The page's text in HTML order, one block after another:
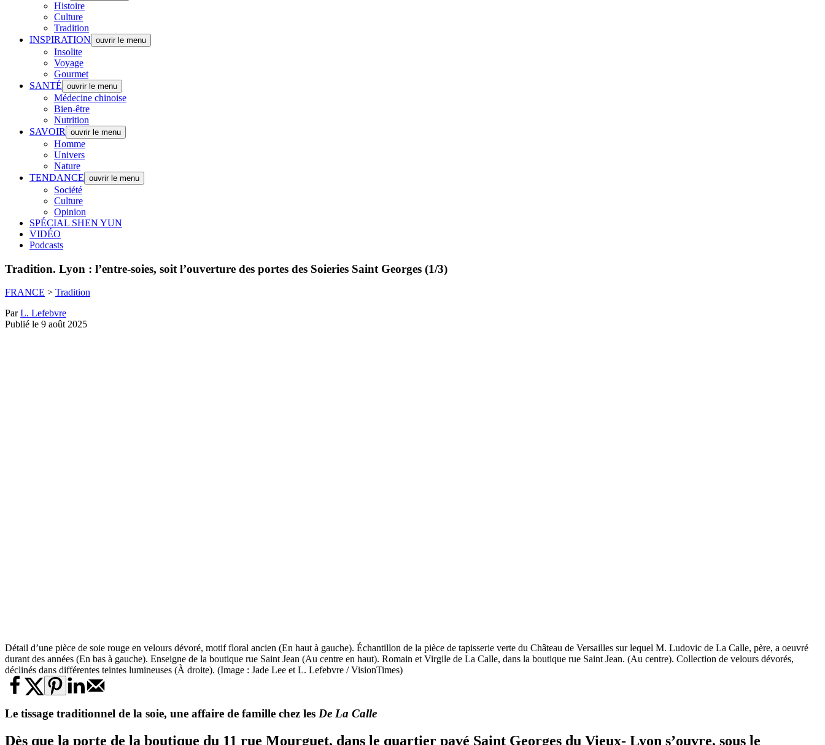
Histoire
Culture
Tradition
INSPIRATION ouvrir le menu
Insolite
Voyage
Gourmet
SANTÉ ouvrir le menu
Médecine chinoise
Bien-être
Nutrition
SAVOIR
ouvrir le menu
Homme
Univers
Nature
TENDANCE ouvrir le menu
Société
Culture
Opinion
SPÉCIAL SHEN YUN
VIDÉO
Podcasts
Tradition. Lyon : l’entre-soies, soit l’ouverture des portes des Soieries Saint Georges (1/3)
FRANCE > Tradition
ParL. Lefebvre
Publié le 9 août 2025
Détail d’une pièce de soie rouge en velours dévoré, motif floral ancien (En haut à gauche). Échantillon de la pièce de tapisserie verte du Château de Versailles sur lequel M. Ludovic de La Calle, père, a oeuvré
durant des années (En bas à gauche). Enseigne de la boutique rue Saint Jean (Au centre en haut). Romain et Virgile de La Calle, dans la boutique rue Saint Jean. (Au centre). Collection de velours dévorés,
déclinés dans différentes teintes lumineuses (À droite). (Image : Jade Lee et L. Lefebvre / VisionTimes)
Le tissage traditionnel de la soie, une affaire de famille chez les De La Calle
Dès que la porte de la boutique du 11 rue Mourguet, dans le quartier pavé Saint Georges du Vieux- Lyon s’ouvre, sous le